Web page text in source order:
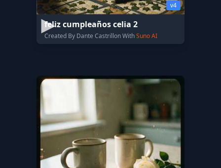
v4
feliz cumpleaños celia 2
Created By Dante Castrillon WithSuno AI